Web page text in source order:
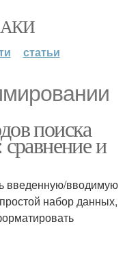
статьи
поиска
и
введенную/вводимую
набор данных,